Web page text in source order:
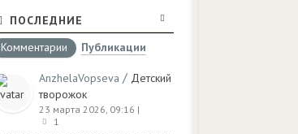
ПОСЛЕДНИЕ
Комментарии
Публикации
AnzhelaVopseva / Детский
творожок
23 марта 2026, 09:16 |
1